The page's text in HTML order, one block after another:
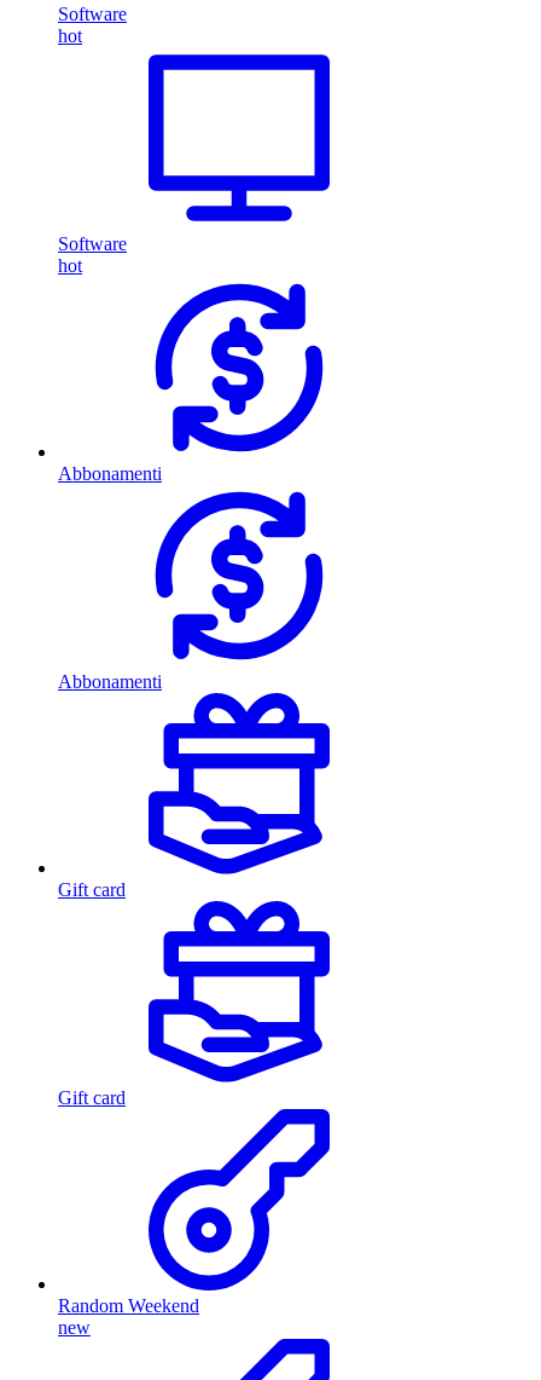
Software
hot
Software
hot
Abbonamenti
Abbonamenti
Gift card
Gift card
Random Weekend
new